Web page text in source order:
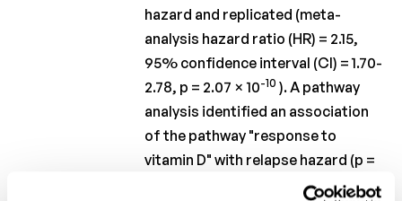
hazard and replicated (meta-
analysis hazard ratio (HR) = 2.15,
95% confidence interval (CI) = 1.70-
2.78, p = 2.07 × 10-10 ). A pathway
analysis identified an association
of the pathway "response to
vitamin D" with relapse hazard (p =
). The MS genetic risk